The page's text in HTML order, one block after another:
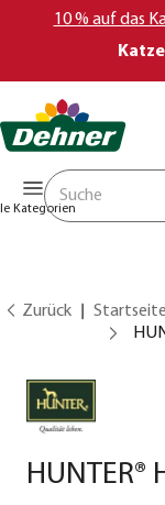
10 % auf das
Kategorien
Zurück Startseite